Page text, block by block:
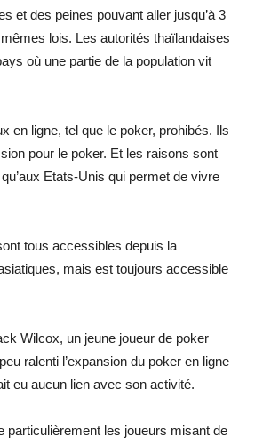
et des peines pouvant aller jusqu’à 3
lois. Les autorités thaïlandaises
où une partie de la population vit
en ligne, tel que le poker, prohibés. Ils
pour le poker. Et les raisons sont
Etats-Unis qui permet de vivre
tous accessibles depuis la
mais est toujours accessible
Wilcox, un jeune joueur de poker
ralenti l’expansion du poker en ligne
eu aucun lien avec son activité.
particulièrement les joueurs misant de